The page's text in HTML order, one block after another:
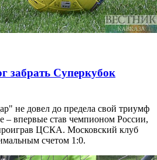
забрать Суперкубок
не довел до предела свой триумф
– впервые став чемпионом России,
ЦСКА. Московский клуб
счетом 1:0.